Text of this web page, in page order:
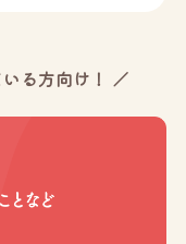
る方向け！ ／